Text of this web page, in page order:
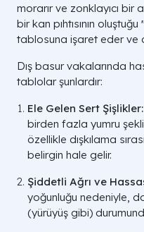
morarır ve zonklayıcı bir
bir kan pıhtısının oluştuğu
tablosuna işaret eder ve
Dış basur vakalarında
tablolar şunlardır:
Ele Gelen Sert Şişlikler:
birden fazla yumru
özellikle dışkılama
belirgin hale gelir.
Şiddetli Ağrı ve
yoğunluğu nedeniyle,
(yürüyüş gibi)